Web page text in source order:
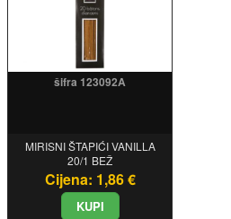
šifra 123092A
MIRISNI ŠTAPIĆI VANILLA
20/1 BEŽ
Cijena: 1,86 €